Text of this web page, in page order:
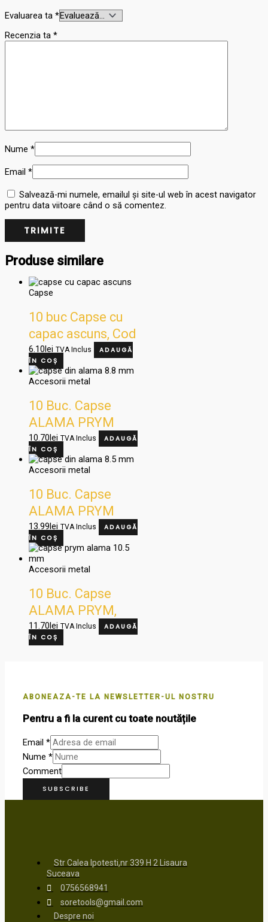
Evaluarea ta *
Recenzia ta *
Nume *
Email *
Salvează-mi numele, emailul și site-ul web în acest navigator
pentru data viitoare când o să comentez.
Produse similare
Capse
10 buc Capse cu
capac ascuns, Cod
AF0ATP BCD NIK
6.10lei TVA Inclus
ADAUGĂ
ÎN COȘ
Accesorii metal
10 Buc. Capse
ALAMA PRYM
Negre, 8.8 mm,
Cod 1108
10.70lei TVA Inclus
ADAUGĂ
ÎN COȘ
Accesorii metal
10 Buc. Capse
ALAMA PRYM
OTV, 10.5 mm, Cod
0/1A1+0/1B+O/1C+O/1D
13.99lei TVA Inclus
ADAUGĂ
ÎN COȘ
Accesorii metal
10 Buc. Capse
ALAMA PRYM,
10.5 mm, Cod
T0/1A1OT+0/1BOT+O/1COT+O/1DOT
11.70lei TVA Inclus
ADAUGĂ
ÎN COȘ
ABONEAZA-TE LA NEWSLETTER-UL NOSTRU
Pentru a fi la curent cu toate noutățile
Nume *
Email *
Comment
SUBSCRIBE
Str Calea Ipotesti,nr 339 H 2 Lisaura
Suceava
0756568941
soretools@gmail.com
Despre noi